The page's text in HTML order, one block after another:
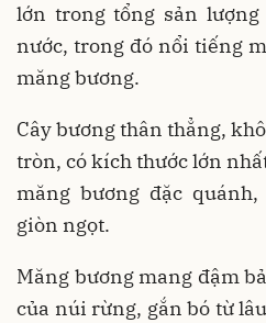
lớn trong tổng sản
nước, trong đó nổi tiếng
măng bương.
Cây bương thân thẳng,
tròn, có kích thước lớn
măng bương đặc
giòn ngọt.
Măng bương mang đậm
của núi rừng, gắn bó từ